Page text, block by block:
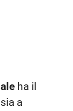
ha il
a